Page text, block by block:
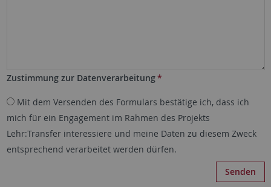
Zustimmung zur Datenverarbeitung*
Mit dem Versenden des Formulars bestätige ich, dass ich
mich für ein Engagement im Rahmen des Projekts
Lehr:Transfer interessiere und meine Daten zu diesem Zweck
entsprechend verarbeitet werden dürfen.